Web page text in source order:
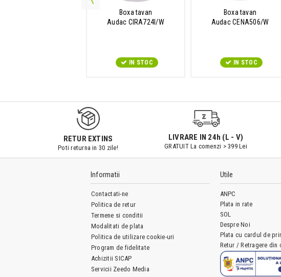
Boxa tavan
Audac CIRA724I/W
IN STOC
Boxa tavan
Audac CENA506/W
IN STOC
RETUR EXTINS
Poti returna in 30 zile!
LIVRARE IN 24h (L - V)
GRATUIT La comenzi > 399 Lei
Informatii
Contactati-ne
Politica de retur
Termene si conditii
Modalitati de plata
Politica de utilizare cookie-uri
Program de fidelitate
Achizitii SICAP
Servicii Zeedo Media
Utile
ANPC
Plata in rate
SOL
Despre Noi
Plata cu cardul de
Retur / Retragere din